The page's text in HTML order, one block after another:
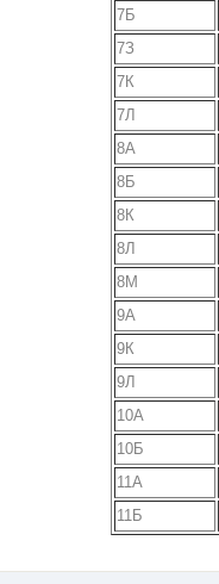
7Б
7З
7К
7Л
8А
8Б
8К
8Л
8М
9А
9К
9Л
10А
10Б
11А
11Б